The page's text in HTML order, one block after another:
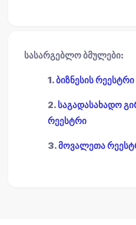
სასარგებლო ბმულები:
1.ბიზნესის რეესტრი
2. საგადასახადო
რეესტრი
3.მოვალეთა